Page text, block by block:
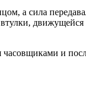
а сила
и